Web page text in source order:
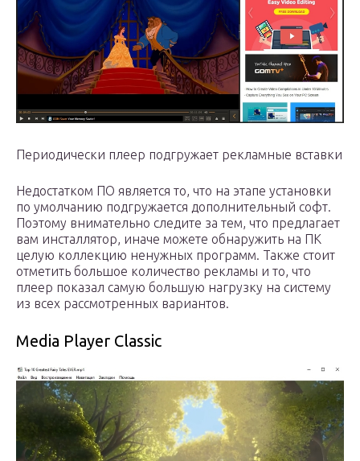
Периодически плеер подгружает рекламные вставки
Недостатком ПО является то, что на этапе установки
по умолчанию подгружается дополнительный софт.
Поэтому внимательно следите за тем, что предлагает
вам инсталлятор, иначе можете обнаружить на ПК
целую коллекцию ненужных программ. Также стоит
отметить большое количество рекламы и то, что
плеер показал самую большую нагрузку на систему
из всех рассмотренных вариантов.
Media Player Classic